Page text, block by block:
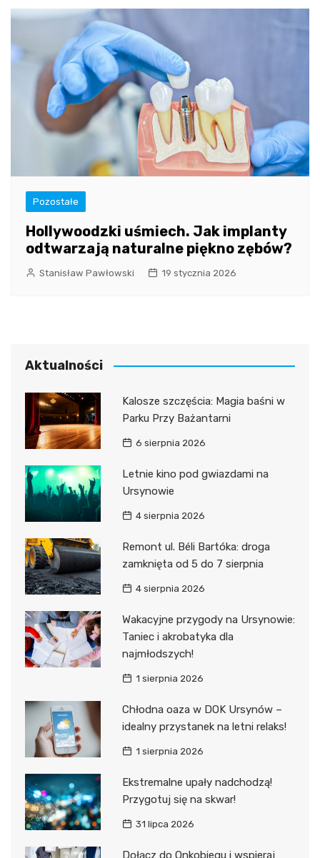
Pozostałe
Hollywoodzki uśmiech. Jak implanty
odtwarzają naturalne piękno zębów?
Stanisław Pawłowski 19 stycznia 2026
Aktualności
Kalosze szczęścia: Magia baśni w
Parku Przy Bażantarni
6 sierpnia 2026
Letnie kino pod gwiazdami na
Ursynowie
4 sierpnia 2026
Remont ul. Béli Bartóka: droga
zamknięta od 5 do 7 sierpnia
4 sierpnia 2026
Wakacyjne przygody na Ursynowie:
Taniec i akrobatyka dla
najmłodszych!
1 sierpnia 2026
Chłodna oaza w DOK Ursynów –
idealny przystanek na letni relaks!
1 sierpnia 2026
Ekstremalne upały nadchodzą!
Przygotuj się na skwar!
31 lipca 2026
Dołącz do Onkobiegu i wspieraj